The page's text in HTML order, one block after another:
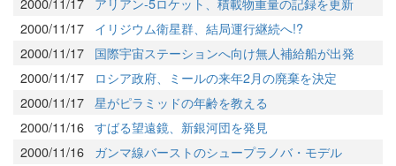
2000/11/17
イリジウム衛星群、結局運行継続へ!?
2000/11/17
国際宇宙ステーションへ向け無人補給船が出発
2000/11/17
ロシア政府、ミールの来年2月の廃棄を決定
2000/11/17 星がピラミッドの年齢を教える
2000/11/16 すばる望遠鏡、新銀河団を発見
2000/11/16
ガンマ線バーストのシュープラノバ・モデル